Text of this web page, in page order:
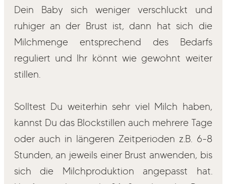
Dein Baby sich weniger verschluckt und
ruhiger an der Brust ist, dann hat sich die
Milchmenge entsprechend des Bedarfs
reguliert und Ihr könnt wie gewohnt weiter
stillen.
Solltest Du weiterhin sehr viel Milch haben,
kannst Du das Blockstillen auch mehrere Tage
oder auch in längeren Zeitperioden z.B. 6-8
Stunden, an jeweils einer Brust anwenden, bis
sich die Milchproduktion angepasst hat.